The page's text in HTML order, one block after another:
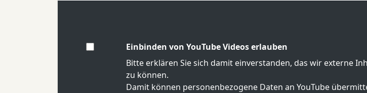
Einbinden von YouTube Videos erlauben
Bitte erklären Sie sich damit einverstanden, das wir externe
zu können.
Damit können personenbezogene Daten an YouTube